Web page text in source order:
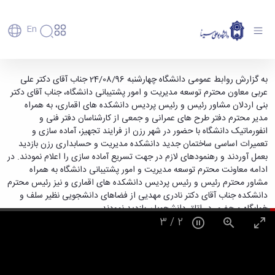
En
دانشگاه
تاریخچه
و
معرفی
برنامه
راهبردی
دانشگاه
نقشه
دانشگاه
ساختار
سازمانی
سازمان
دانشگاه
آموزش
پذیرش
کارشناسی
تحصیلات
تکمیلی
پسا
دکترا
استعدادهای
درخشان
دانشجویان
غیرایرانی
مهمانی
پژوهش
فناوری و
کارآفرینی
دفتر
ارتباط
با
صنعت
پردیس
علم
و
فناوری
مراکز
دانشکده‌ها
پردیس
اصلی
مهندسی
کشاورزی
شیمی
و
علوم
نفت
علوم
انسانی
رفاهی
رفاهی
پرسنل
اداره
رفاه
کارکنان
مهمانسرای
دانشگاه
رفاهی
دانشجویان
اعضای
هیأت
علمی
کارکنان
دانشجویان
فارغ
التحصیلان
فوق
برنامه
فعالیت‌های
پایگاه
بازدید معاون توسعه مدیریت و امور پشتیبانی
دانشگاه از دانشکده مدیریت وحسابداری رزن -
دانشگاه بوعلی سینا همدان
به گزارش روابط عمومی دانشگاه چهارشنبه 24/08/96 جناب آقای دکتر علی
عربی معاون محترم توسعه مدیریت و امور پشتیبانی دانشگاه، جناب آقای دکتر
بنی اردلان مشاور رئیس و رئیس پردیس دانشکده های اقماری، به همراه
مدیر محترم دفتر طرح های عمرانی و جمعی از کارشناسان دفتر فنی و
انفورماتیک دانشگاه با حضور در شهر رزن از فرایند تجهیز، آماده سازی و
تعمیرات اساسی ساختمان جدید دانشکده مدیریت و حسابداری رزن بازدید
بعمل آوردند و رهنمودهای لازم در جهت تسریع آماده سازی را اعلام نمودند. در
ادامه معاونت محترم توسعه مدیریت و امور پشتیبانی دانشگاه به همراه
مشاور محترم رئیس و رئیس پردیس دانشکده های اقماری و نیز رئیس محترم
دانشکده جناب آقای دکتر نادری مهدیی از فضاهای دانشجویی نظیر سلف و
خوابگاه و حضور در اتاق دانشجویان بازدید نمودند.
2
/
3